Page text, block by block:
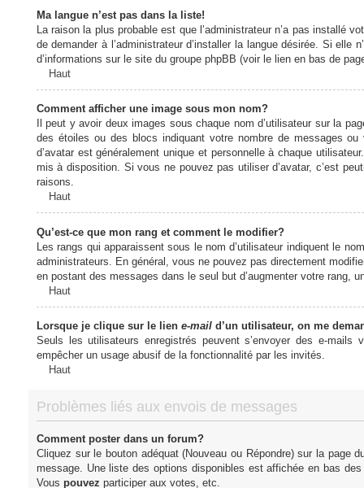
Ma langue n’est pas dans la liste!
La raison la plus probable est que l’administrateur n’a pas installé
de demander à l’administrateur d’installer la langue désirée. Si
d’informations sur le site du groupe phpBB (voir le lien en bas de
Haut
Comment afficher une image sous mon nom?
Il peut y avoir deux images sous chaque nom d’utilisateur sur la
des étoiles ou des blocs indiquant votre nombre de messages
d’avatar est généralement unique et personnelle à chaque
mis à disposition. Si vous ne pouvez pas utiliser d’avatar, c’est
raisons.
Haut
Qu’est-ce que mon rang et comment le modifier?
Les rangs qui apparaissent sous le nom d’utilisateur indiquent le
administrateurs. En général, vous ne pouvez pas directement
en postant des messages dans le seul but d’augmenter votre rang,
Haut
Lorsque je clique sur le lien e-maild’un utilisateur, on me
Seuls les utilisateurs enregistrés peuvent s’envoyer des e-
empêcher un usage abusif de la fonctionnalité par les invités.
Haut
Problèmes liés aux envois de messages
Comment poster dans un forum?
Cliquez sur le bouton adéquat (Nouveau ou Répondre) sur la page
message. Une liste des options disponibles est affichée en bas
Vous pouvez participer aux votes, etc.